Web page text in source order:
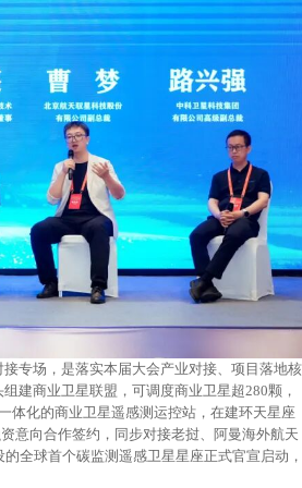
专场，是落实本届大会产业对接、项目落地核
建商业卫星联盟，可调度商业卫星超280颗，
体化的商业卫星遥感测运控站，在建环天星座
意向合作签约，同步对接老挝、阿曼海外航天
全球首个碳监测遥感卫星星座正式官宣启动，